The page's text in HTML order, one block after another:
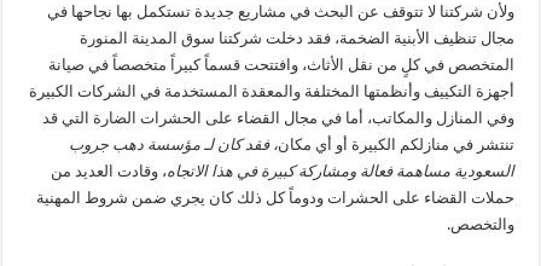
ولأن شركتنا لا تتوقف عن البحث في مشاريع جديدة تستكمل بها نجاحها في
مجال تنظيف الأبنية الضخمة، فقد دخلت شركتنا سوق المدينة المنورة
المتخصص في كلٍ من نقل الأثاث، وافتتحت قسماً كبيراً متخصصاً في صيانة
أجهزة التكييف وأنظمتها المختلفة والمعقدة المستخدمة في الشركات الكبيرة
وفي المنازل والمكاتب، أما في مجال القضاء على الحشرات الضارة التي قد
تنتشر في منازلكم الكبيرة أو أي مكان، فقد كان لـ مؤسسة دهب جروب
السعودية مساهمة فعالة ومشاركة كبيرة في هذا الاتجاه، وقادت العديد من
حملات القضاء على الحشرات ودوماً كل ذلك كان يجري ضمن شروط المهنية
والتخصص.